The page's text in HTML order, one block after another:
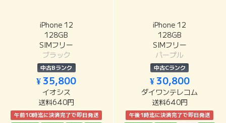
iPhone 12
128GB
SIMフリー
ブラック
中古Bランク
¥ 35,800
イオシス
送料640円
午前10時迄に決済完了で即日発送
iPhone 12
128GB
SIMフリー
パープル
中古Cランク
¥ 30,800
ダイワンテレコム
送料640円
午後1時迄に決済完了で即日発送